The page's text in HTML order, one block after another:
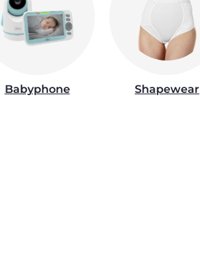
Babyphone Shapewear